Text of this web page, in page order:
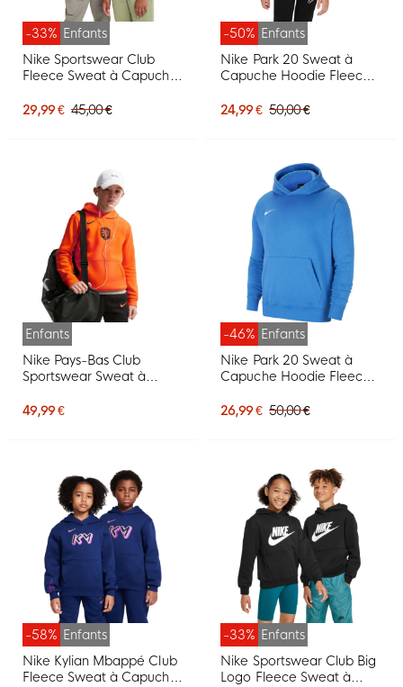
-33% Enfants
Nike Sportswear Club
Fleece Sweat à Capuche
29,99 € 45,00 €
-50% Enfants
Nike Park 20 Sweat à
Capuche Hoodie Fleece
24,99 € 50,00 €
Enfants
Nike Pays-Bas Club
Sportswear Sweat à
Enfants Orange Noir
49,99 €
-46% Enfants
Nike Park 20 Sweat à
Capuche Hoodie Fleece
26,99 € 50,00 €
-58% Enfants
Nike Kylian Mbappé Club
Fleece Sweat à Capuche
-33% Enfants
Nike Sportswear Club Big
Logo Fleece Sweat à